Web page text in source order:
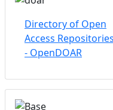
Directory of Open
Access Repositories
- OpenDOAR